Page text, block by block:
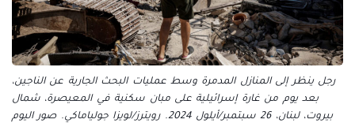
رجل ينظر إلى المنازل المدمرة وسط عمليات البحث الجارية عن الناجين،
بعد يوم من غارة إسرائيلية على مبان سكنية في المعيصرة، شمال
بيروت، لبنان، 26 سبتمبر/أيلول 2024. رويترز/لويزا جولياماكي. صور اليوم